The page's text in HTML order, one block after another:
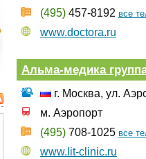
(495) 457-8192 все
www.doctora.ru
Альма-медика
г. Москва, ул.
м. Аэропорт
(495) 708-1025 все
www.lit-clinic.ru